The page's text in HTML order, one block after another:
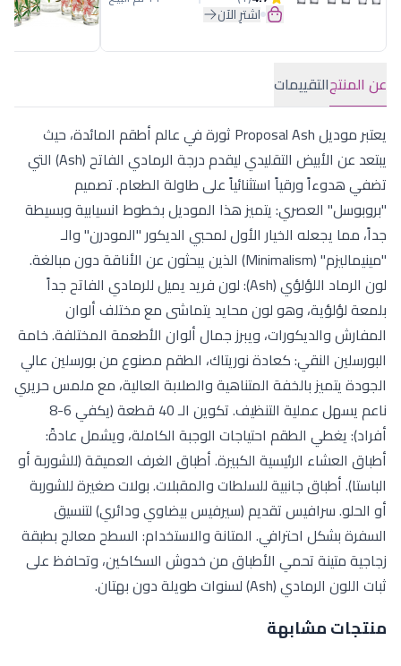
اشترِ الآن
عن المنتجالتقييمات
يعتبر موديل Proposal Ash ثورة في عالم أطقم المائدة، حيث
يبتعد عن الأبيض التقليدي ليقدم درجة الرمادي الفاتح (Ash) التي
تضفي هدوءاً ورقياً استثنائياً على طاولة الطعام. تصميم
"بروبوسل" العصري: يتميز هذا الموديل بخطوط انسيابية وبسيطة
جداً، مما يجعله الخيار الأول لمحبي الديكور "المودرن" والـ
"مينيماليزم" (Minimalism) الذين يبحثون عن الأناقة دون مبالغة.
لون الرماد اللؤلؤي (Ash): لون فريد يميل للرمادي الفاتح جداً
بلمعة لؤلؤية، وهو لون محايد يتماشى مع مختلف ألوان
المفارش والديكورات، ويبرز جمال ألوان الأطعمة المختلفة. خامة
البورسلين النقي: كعادة نوريتاك، الطقم مصنوع من بورسلين عالي
الجودة يتميز بالخفة المتناهية والصلابة العالية، مع ملمس حريري
ناعم يسهل عملية التنظيف. تكوين الـ 40 قطعة (يكفي 6-8
أفراد): يغطي الطقم احتياجات الوجبة الكاملة، ويشمل عادةً:
أطباق العشاء الرئيسية الكبيرة. أطباق الغرف العميقة (للشوربة أو
الباستا). أطباق جانبية للسلطات والمقبلات. بولات صغيرة للشوربة
أو الحلو. سرافيس تقديم (سيرفيس بيضاوي ودائري) لتنسيق
السفرة بشكل احترافي. المتانة والاستخدام: السطح معالج بطبقة
زجاجية متينة تحمي الأطباق من خدوش السكاكين، وتحافظ على
ثبات اللون الرمادي (Ash) لسنوات طويلة دون بهتان.
منتجات مشابهة